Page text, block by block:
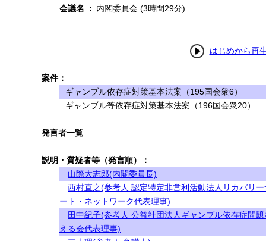
会議名
： 内閣委員会 (3時間29分)
はじめから再
案件：
ギャンブル依存症対策基本法案（195国会衆6）
ギャンブル等依存症対策基本法案（196国会衆20）
発言者一覧
説明・質疑者等（発言順）：
山際大志郎(内閣委員長)
西村直之(参考人 認定特定非営利活動法人リカバリー
ート・ネットワーク代表理事)
田中紀子(参考人 公益社団法人ギャンブル依存症問
える会代表理事)